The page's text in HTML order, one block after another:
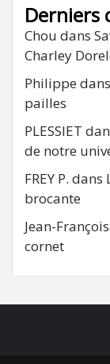
Derniers
Chou dans
Charley
Philippe dans
pailles
PLESSIET
de notre
FREY P. dans
brocante
Jean-François
cornet